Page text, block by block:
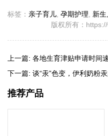
标签： 亲子育儿, 孕期护理, 新生
版权所有：
上一篇: 各地生育津贴申请时间
下一篇: 谈“汞”色变，伊利奶粉
推荐产品